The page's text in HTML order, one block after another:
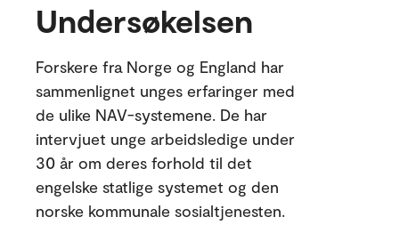
Undersøkelsen
Forskere fra Norge og England har
sammenlignet unges erfaringer med
de ulike NAV-systemene. De har
intervjuet unge arbeidsledige under
30 år om deres forhold til det
engelske statlige systemet og den
norske kommunale sosialtjenesten.